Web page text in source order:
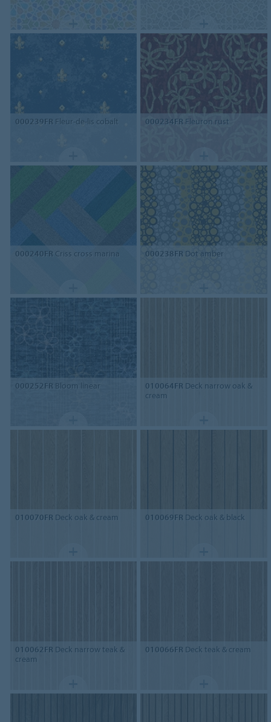
000239FR Fleur-de-lis cobalt 000234FR Fleuron rust
000240FR Criss cross marina 000238FR Dot amber
000252FR Bloom linear 010064FR Deck narrow oak &
cream
010070FR Deck oak & cream 010069FR Deck oak & black
010062FR Deck narrow teak &
cream
010066FR Deck teak & cream